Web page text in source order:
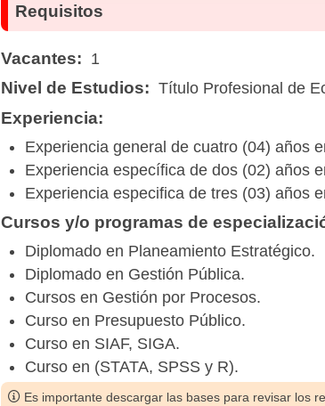
Requisitos
Vacantes: 1
Nivel de Estudios: Título Profesional de
Experiencia:
Experiencia general de cuatro (04) años
Experiencia específica de dos (02) años
Experiencia especifica de tres (03) años
Cursos y/o programas de
Diplomado en Planeamiento Estratégico.
Diplomado en Gestión Pública.
Cursos en Gestión por Procesos.
Curso en Presupuesto Público.
Curso en SIAF, SIGA.
Curso en (STATA, SPSS y R).
Es importante descargar las bases para revisar los